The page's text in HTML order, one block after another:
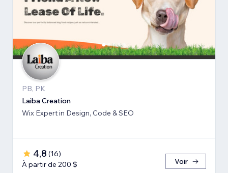
PB, PK
Laiba Creation
Wix Expert in Design, Code & SEO
4,8 (16)
À partir de 200 $
Voir